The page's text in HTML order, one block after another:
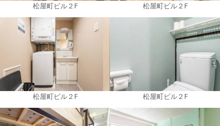
松屋町ビル２F 松屋町ビル２F
松屋町ビル２F 松屋町ビル２F